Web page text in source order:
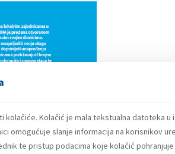
kolačiće. Kolačić je mala tekstualna datoteka u
omogućuje slanje informacija na korisnikov
te pristup podacima koje kolačić